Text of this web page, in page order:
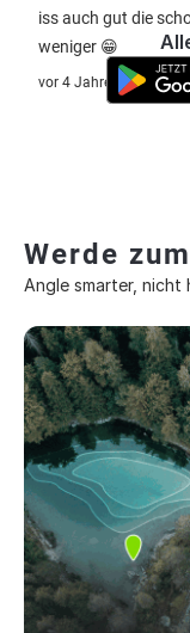
iss auch gut die
weniger 😁
vor 4 Jahre
Werde
Angle smarter, nicht